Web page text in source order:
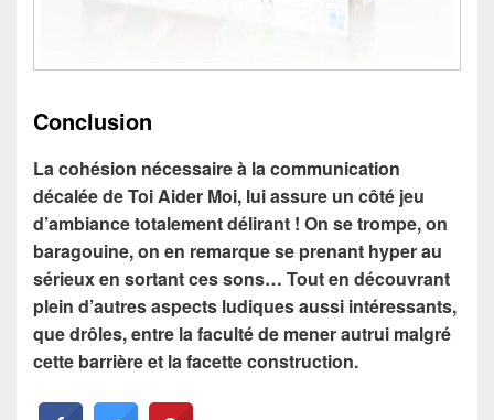
Conclusion
La cohésion nécessaire à la communication
décalée de Toi Aider Moi, lui assure un côté jeu
d’ambiance totalement délirant ! On se trompe, on
baragouine, on en remarque se prenant hyper au
sérieux en sortant ces sons… Tout en découvrant
plein d’autres aspects ludiques aussi intéressants,
que drôles, entre la faculté de mener autrui malgré
cette barrière et la facette construction.